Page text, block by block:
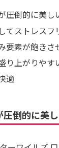
圧倒的に美し
てストレスフ
要素が飽きさ
り上がりやす
適
倒的に美